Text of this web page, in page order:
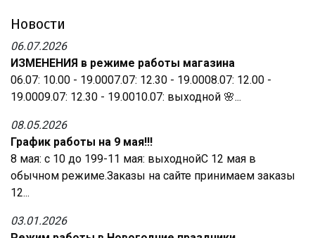
Новости
06.07.2026
ИЗМЕНЕНИЯ в режиме работы магазина
06.07: 10.00 - 19.0007.07: 12.30 - 19.0008.07: 12.00 -
19.0009.07: 12.30 - 19.0010.07: выходной 🌸...
08.05.2026
График работы на 9 мая!!!
8 мая: с 10 до 199-11 мая: выходнойС 12 мая в
обычном режиме.Заказы на сайте принимаем заказы
12...
03.01.2026